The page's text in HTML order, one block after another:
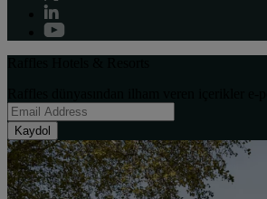
Kaydol